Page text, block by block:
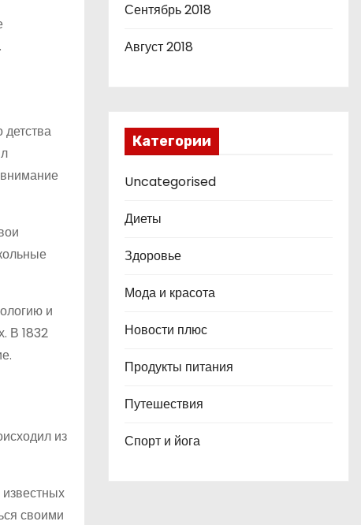
и
В 1832
из
своими
Сентябрь 2018
Август 2018
Категории
Uncategorised
Диеты
Здоровье
Мода и красота
Новости плюс
Продукты питания
Путешествия
Спорт и йога